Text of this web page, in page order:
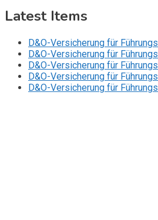
Latest Items
D&O-Versicherung für
D&O-Versicherung für
D&O-Versicherung für
D&O-Versicherung für
D&O-Versicherung für